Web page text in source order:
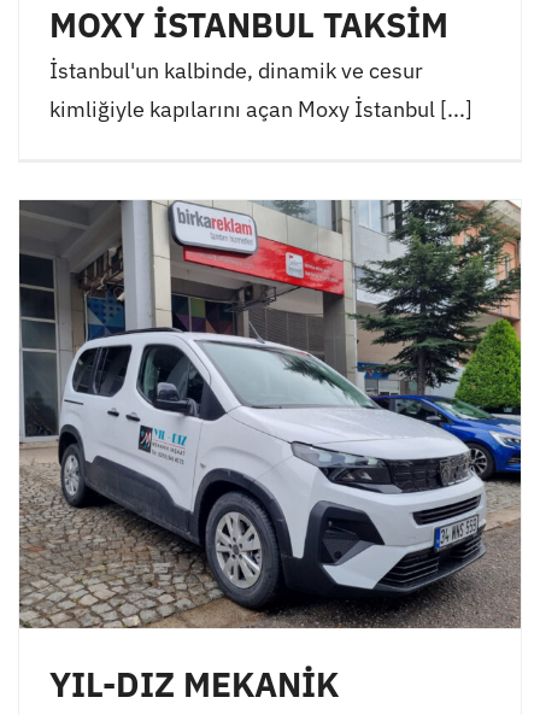
MOXY İSTANBUL TAKSİM
İstanbul'un kalbinde, dinamik ve cesur
kimliğiyle kapılarını açan Moxy İstanbul [...]
YIL-DIZ MEKANİK